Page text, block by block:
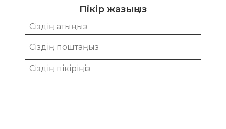
Пікір жазыңыз